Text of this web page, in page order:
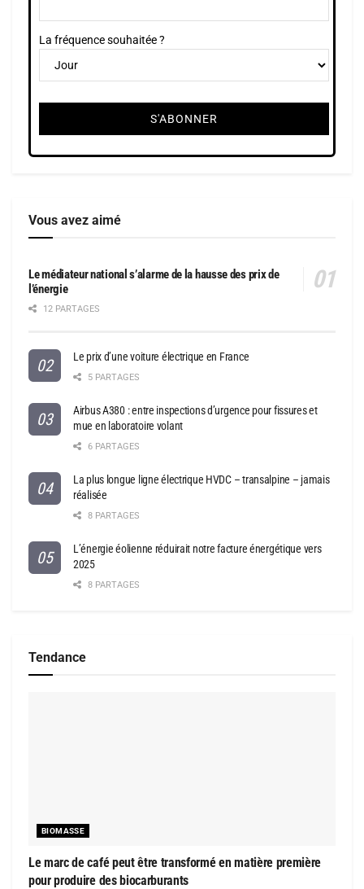
La fréquence souhaitée ?
Vous avez aimé
Le médiateur national s’alarme de la hausse des prix de
l’énergie
12 PARTAGES
Le prix d’une voiture électrique en France
5 PARTAGES
Airbus A380 : entre inspections d’urgence pour fissures et
mue en laboratoire volant
6 PARTAGES
La plus longue ligne électrique HVDC – transalpine – jamais
réalisée
8 PARTAGES
L’énergie éolienne réduirait notre facture énergétique vers
2025
8 PARTAGES
Tendance
BIOMASSE
Le marc de café peut être transformé en matière première
pour produire des biocarburants